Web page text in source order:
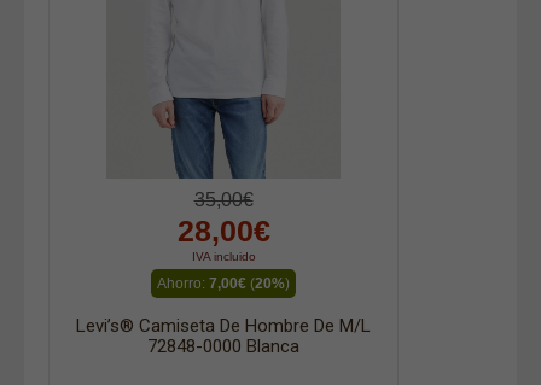
35,00€
28,00€
IVA incluido
Ahorro: 7,00€ (20%)
Levi’s® Camiseta De Hombre De M/l
72848-0000 Blanca